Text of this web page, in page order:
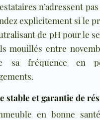
n’adressent
explicitement si le
de pH pour le
mouillés entre
sa fréquence en
stable et garantie de
en bonne